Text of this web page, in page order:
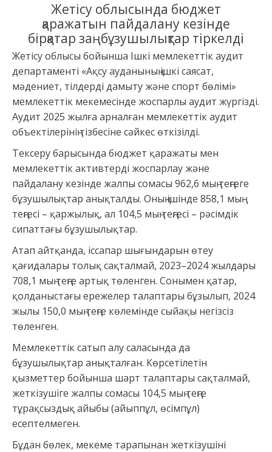
Жетісу облысында бюджет
қаражатын пайдалану кезінде
бірқатар заңбұзушылықтар тіркелді
Жетісу облысы бойынша Ішкі мемлекеттік аудит
департаменті «Ақсу ауданының ішкі саясат,
мәдениет, тілдерді дамыту және спорт бөлімі»
мемлекеттік мекемесінде жоспарлы аудит жүргізді.
Аудит 2025 жылға арналған мемлекеттік аудит
объектілерінің тізбесіне сәйкес өткізілді.
Тексеру барысында бюджет қаражаты мен
мемлекеттік активтерді жоспарлау және
пайдалану кезінде жалпы сомасы 962,6 мың теңгеге
бұзушылықтар анықталды. Оның ішінде 858,1 мың
теңгесі – қаржылық, ал 104,5 мың теңгесі – рәсімдік
сипаттағы бұзушылықтар.
Атап айтқанда, іссапар шығындарын өтеу
қағидалары толық сақталмай, 2023–2024 жылдары
708,1 мың теңге артық төленген. Сонымен қатар,
қолданыстағы ережелер талаптары бұзылып, 2024
жылы 150,0 мың теңге көлемінде сыйақы негізсіз
төленген.
Мемлекеттік сатып алу саласында да
бұзушылықтар анықталған. Көрсетілетін
қызметтер бойынша шарт талаптары сақталмай,
жеткізушіге жалпы сомасы 104,5 мың теңге
тұрақсыздық айыбы (айыппұл, өсімпұл)
есептелмеген.
Бұдан бөлек, мекеме тарапынан жеткізушіні